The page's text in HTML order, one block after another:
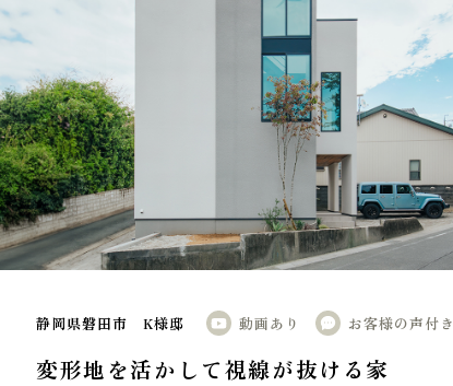
静岡県磐田市 K様邸 動画あり お客様の声付き
変形地を活かして視線が抜ける家